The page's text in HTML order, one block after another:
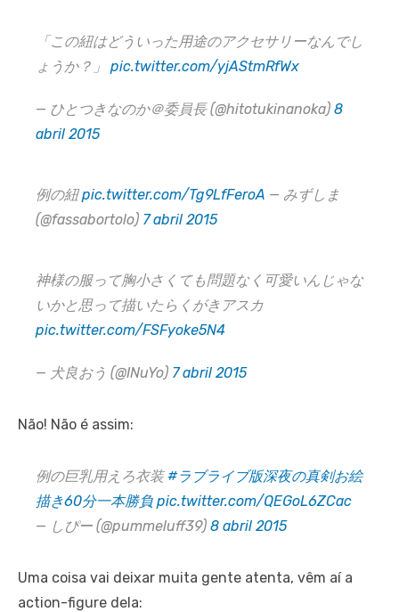
「この紐はどういった用途のアクセサリーなんでし
ょうか？」 pic.twitter.com/yjAStmRfWx
— ひとつきなのか＠委員長 (@hitotukinanoka) 8
abril 2015
例の紐pic.twitter.com/Tg9LfFeroA — みずしま
(@fassabortolo) 7 abril 2015
神様の服って胸小さくても問題なく可愛いんじゃな
いかと思って描いたらくがきアスカ
pic.twitter.com/FSFyoke5N4
— 犬良おう (@INuYo) 7 abril 2015
Não! Não é assim:
例の巨乳用えろ衣装#ラブライブ版深夜の真剣お絵
描き60分一本勝負 pic.twitter.com/QEGoL6ZCac
— しぴー (@pummeluff39) 8 abril 2015
Uma coisa vai deixar muita gente atenta, vêm aí a
action-figure dela: